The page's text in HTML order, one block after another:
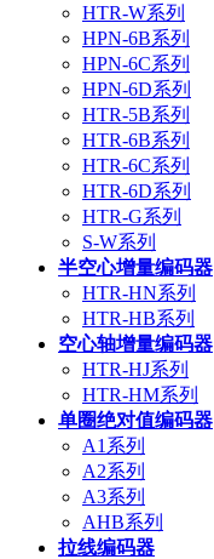
HTR-W系列
HPN-6B系列
HPN-6C系列
HPN-6D系列
HTR-5B系列
HTR-6B系列
HTR-6C系列
HTR-6D系列
HTR-G系列
S-W系列
半空心增量编码器
HTR-HN系列
HTR-HB系列
空心轴增量编码器
HTR-HJ系列
HTR-HM系列
单圈绝对值编码器
A1系列
A2系列
A3系列
AHB系列
拉线编码器